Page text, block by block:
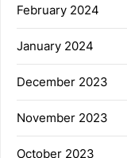
February 2024
January 2024
December 2023
November 2023
October 2023